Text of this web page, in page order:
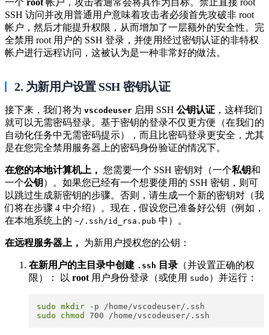
一个 root 帐户，攻击者通常会将其作为目标。禁止直接 root
SSH 访问并改用普通用户意味着攻击者必须首先攻破非 root
帐户，然后才能提升权限，从而增加了一层额外的安全性。完
全禁用 root 用户的 SSH 登录，并使用经过密钥认证的非特权
帐户进行远程访问，这被认为是一种非常好的做法。
2. 为新用户设置 SSH 密钥认证
接下来，我们将为 vscodeuser ​ 启用 SSH 公钥认证 ，这样我们
就可以无需密码登录。基于密钥的登录不仅更方便（在我们的
自动化任务中无需密码提示），而且比密码登录更安全，尤其
是在您完全禁用服务器上的密码身份验证的情况下。
在您的本地计算机上， 您需要一个 SSH 密钥对（一个私钥和
一个公钥 ）。如果您已经有一个想要使用的 SSH 密钥，则可
以跳过生成新密钥的步骤。否则，请生成一个新的密钥对（我
们将在步骤 4 中介绍）。现在，假设您已准备好公钥（例如，
在本地系统上的 ~/.ssh/id_rsa.pub ​ 中）。
在远程服务器上， 为新用户授权您的公钥：
在新用户的主目录中创建 .ssh 目录 （并设置正确的权
限）： 以 root 用户身份登录（或使用 sudo ​）并运行：
sudo mkdir
sudo
chmod